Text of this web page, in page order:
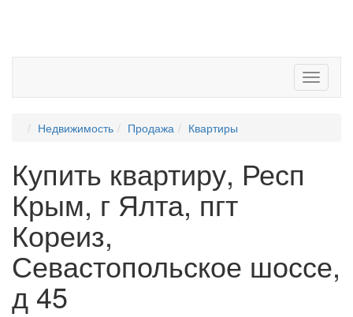
Toggle
Недвижимость Продажа Квартиры
Купить квартиру, Респ
Крым, г Ялта, пгт
Кореиз,
Севастопольское шоссе,
д 45